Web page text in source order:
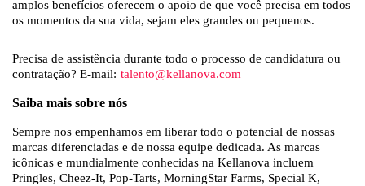
amplos benefícios oferecem o apoio de que você precisa em todos
os momentos da sua vida, sejam eles grandes ou pequenos.
Precisa de assistência durante todo o processo de candidatura ou
contratação? E-mail: talento@kellanova.com
Saiba mais sobre nós
Sempre nos empenhamos em liberar todo o potencial de nossas
marcas diferenciadas e de nossa equipe dedicada. As marcas
icônicas e mundialmente conhecidas na Kellanova incluem
Pringles, Cheez-It, Pop-Tarts, MorningStar Farms, Special K,